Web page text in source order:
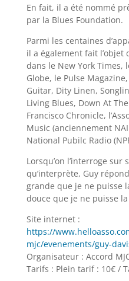
En fait, il a été nommé
par la Blues Foundation.
Parmi les centaines
il a également fait l’objet
dans le New York Times,
Globe, le Pulse
Guitar, Dity Linen,
Living Blues, Down At
Francisco Chronicle,
Music (anciennement
National Pubilc Radio
Lorsqu’on l’interroge
qu’interprète, Guy
grande que je ne puisse
douce que je ne puisse
Site internet :
https://
mjc/evenements/guy-
Organisateur : Accord
Tarifs : Plein tarif : 10€ /